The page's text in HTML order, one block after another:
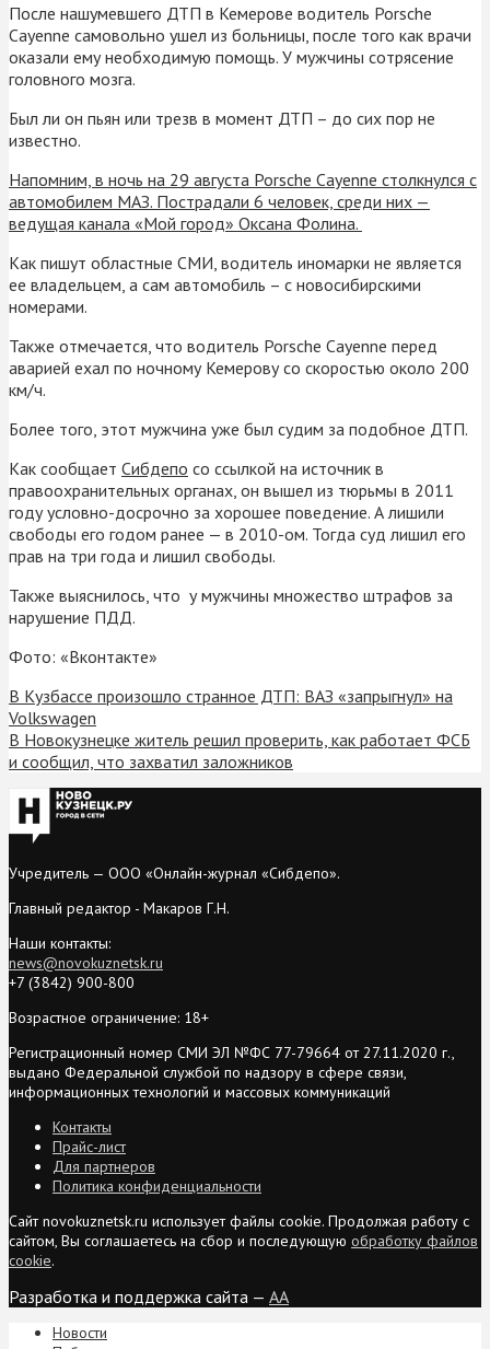
После нашумевшего ДТП в Кемерове водитель Porsche
Cayenne самовольно ушел из больницы, после того как врачи
оказали ему необходимую помощь. У мужчины сотрясение
головного мозга.
Был ли он пьян или трезв в момент ДТП – до сих пор не
известно.
Напомним, в ночь на 29 августа Porsche Cayenne столкнулся с
автомобилем МАЗ. Пострадали 6 человек, среди них —
ведущая канала «Мой город» Оксана Фолина.
Как пишут областные СМИ, водитель иномарки не является
ее владельцем, а сам автомобиль – с новосибирскими
номерами.
Также отмечается, что водитель Porsche Cayenne перед
аварией ехал по ночному Кемерову со скоростью около 200
км/ч.
Более того, этот мужчина уже был судим за подобное ДТП.
Как сообщает Сибдепо со ссылкой на источник в
правоохранительных органах, он вышел из тюрьмы в 2011
году условно-досрочно за хорошее поведение. А лишили
свободы его годом ранее — в 2010-ом. Тогда суд лишил его
прав на три года и лишил свободы.
Также выяснилось, что у мужчины множество штрафов за
нарушение ПДД.
Фото: «Вконтакте»
В Кузбассе произошло странное ДТП: ВАЗ «запрыгнул» на
Volkswagen
В Новокузнецке житель решил проверить, как работает ФСБ
и сообщил, что захватил заложников
Учредитель — ООО «Онлайн-журнал «Сибдепо».
Главный редактор - Макаров Г.Н.
Наши контакты:
news@novokuznetsk.ru
+7 (3842) 900-800
Возрастное ограничение: 18+
Регистрационный номер СМИ ЭЛ №ФС 77-79664 от 27.11.2020 г.,
выдано Федеральной службой по надзору в сфере связи,
информационных технологий и массовых коммуникаций
Контакты
Прайс-лист
Для партнеров
Политика конфиденциальности
Сайт novokuznetsk.ru использует файлы cookie. Продолжая работу с
сайтом, Вы соглашаетесь на сбор и последующую обработку файлов
cookie.
Разработка и поддержка сайта — AA
Новости